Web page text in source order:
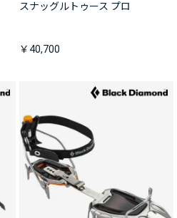
スナッグルトゥース プロ
￥40,700